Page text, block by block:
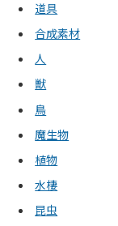
道具
合成素材
人
獣
鳥
魔生物
植物
水棲
昆虫